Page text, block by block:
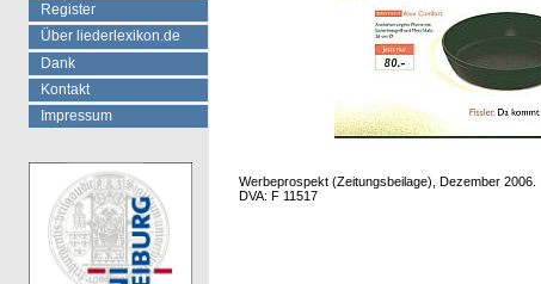
Werbeprospekt (Zeitungsbeilage), Dezember 2006.
DVA: F 11517
Register
Über liederlexikon.de
Dank
Kontakt
Impressum